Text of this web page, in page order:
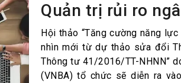
hàng
Quản trị rủi ro
Hội thảo “Tăng cường năng
nhìn mới từ dự thảo sửa đổi
Thông tư 41/2016/TT-NHNN”
(VNBA) tổ chức sẽ diễn ra